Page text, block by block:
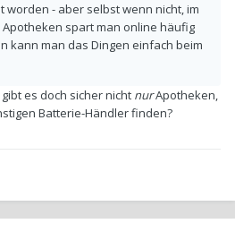
worden - aber selbst wenn nicht, im
spart man online häufig
kann man das Dingen einfach beim
es doch sicher nicht nurApotheken,
Batterie-Händler finden?